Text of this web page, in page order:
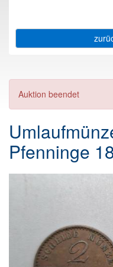
Auktion beendet
Pfenninge